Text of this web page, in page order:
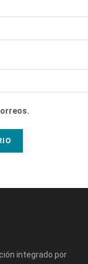
integrado por